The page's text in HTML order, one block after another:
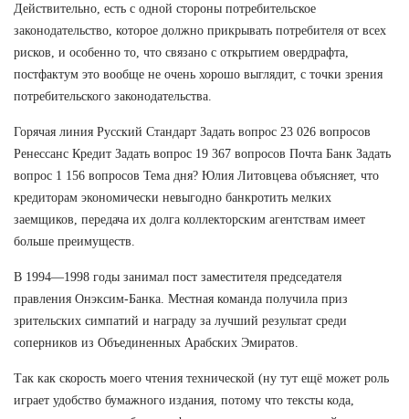
Действительно, есть с одной стороны потребительское
законодательство, которое должно прикрывать потребителя от всех
рисков, и особенно то, что связано с открытием овердрафта,
постфактум это вообще не очень хорошо выглядит, с точки зрения
потребительского законодательства.
Горячая линия Русский Стандарт Задать вопрос 23 026 вопросов
Ренессанс Кредит Задать вопрос 19 367 вопросов Почта Банк Задать
вопрос 1 156 вопросов Тема дня? Юлия Литовцева объясняет, что
кредиторам экономически невыгодно банкротить мелких
заемщиков, передача их долга коллекторским агентствам имеет
больше преимуществ.
В 1994—1998 годы занимал пост заместителя председателя
правления Онэксим-Банка. Местная команда получила приз
зрительских симпатий и награду за лучший результат среди
соперников из Объединенных Арабских Эмиратов.
Так как скорость моего чтения технической (ну тут ещё может роль
играет удобство бумажного издания, потому что тексты кода,